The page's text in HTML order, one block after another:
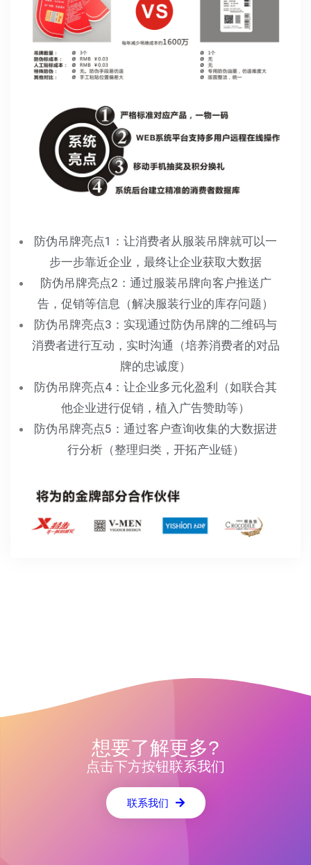
防伪吊牌亮点1：让消费者从服装吊牌就可以一
步一步靠近企业，最终让企业获取大数据
防伪吊牌亮点2：通过服装吊牌向客户推送广
告，促销等信息（解决服装行业的库存问题）
防伪吊牌亮点3：实现通过防伪吊牌的二维码与
消费者进行互动，实时沟通（培养消费者的对品
牌的忠诚度）
防伪吊牌亮点4：让企业多元化盈利（如联合其
他企业进行促销，植入广告赞助等）
防伪吊牌亮点5：通过客户查询收集的大数据进
行分析（整理归类，开拓产业链）
想要了解更多?
点击下方按钮联系我们
联系我们